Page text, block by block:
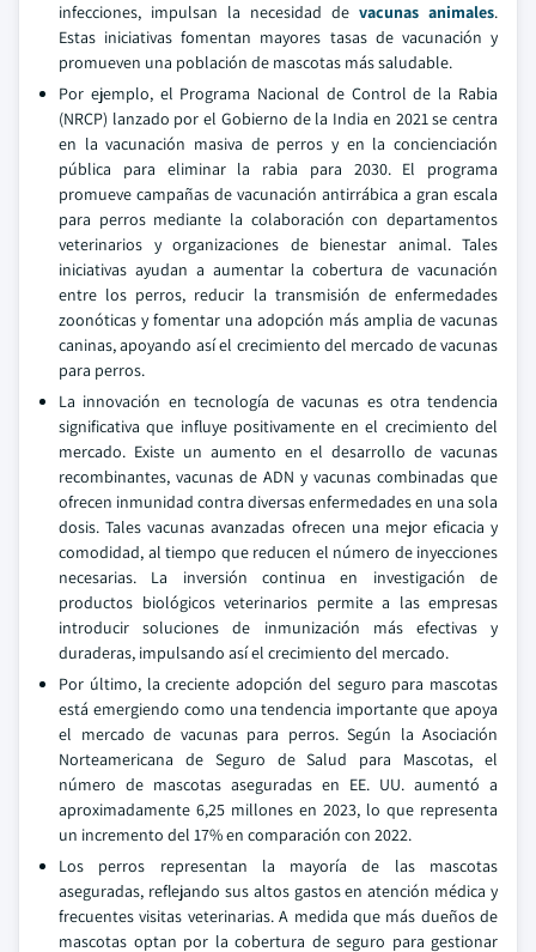
infecciones, impulsan la necesidad de vacunas animales.
Estas iniciativas fomentan mayores tasas de vacunación y
promueven una población de mascotas más saludable.
Por ejemplo, el Programa Nacional de Control de la Rabia
(NRCP) lanzado por el Gobierno de la India en 2021 se centra
en la vacunación masiva de perros y en la concienciación
pública para eliminar la rabia para 2030. El programa
promueve campañas de vacunación antirrábica a gran escala
para perros mediante la colaboración con departamentos
veterinarios y organizaciones de bienestar animal. Tales
iniciativas ayudan a aumentar la cobertura de vacunación
entre los perros, reducir la transmisión de enfermedades
zoonóticas y fomentar una adopción más amplia de vacunas
caninas, apoyando así el crecimiento del mercado de vacunas
para perros.
La innovación en tecnología de vacunas es otra tendencia
significativa que influye positivamente en el crecimiento del
mercado. Existe un aumento en el desarrollo de vacunas
recombinantes, vacunas de ADN y vacunas combinadas que
ofrecen inmunidad contra diversas enfermedades en una sola
dosis. Tales vacunas avanzadas ofrecen una mejor eficacia y
comodidad, al tiempo que reducen el número de inyecciones
necesarias. La inversión continua en investigación de
productos biológicos veterinarios permite a las empresas
introducir soluciones de inmunización más efectivas y
duraderas, impulsando así el crecimiento del mercado.
Por último, la creciente adopción del seguro para mascotas
está emergiendo como una tendencia importante que apoya
el mercado de vacunas para perros. Según la Asociación
Norteamericana de Seguro de Salud para Mascotas, el
número de mascotas aseguradas en EE. UU. aumentó a
aproximadamente 6,25 millones en 2023, lo que representa
un incremento del 17% en comparación con 2022.
Los perros representan la mayoría de las mascotas
aseguradas, reflejando sus altos gastos en atención médica y
frecuentes visitas veterinarias. A medida que más dueños de
mascotas optan por la cobertura de seguro para gestionar